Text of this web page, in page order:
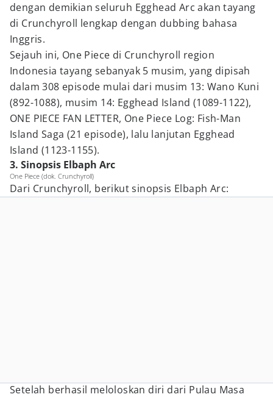
dengan demikian seluruh Egghead Arc akan tayang
di Crunchyroll lengkap dengan dubbing bahasa
Inggris.
Sejauh ini, One Piece di Crunchyroll region
Indonesia tayang sebanyak 5 musim, yang dipisah
dalam 308 episode mulai dari musim 13: Wano Kuni
(892-1088), musim 14: Egghead Island (1089-1122),
ONE PIECE FAN LETTER, One Piece Log: Fish-Man
Island Saga (21 episode), lalu lanjutan Egghead
Island (1123-1155).
3. Sinopsis Elbaph Arc
One Piece (dok. Crunchyroll)
Dari Crunchyroll, berikut sinopsis Elbaph Arc:
Setelah berhasil meloloskan diri dari Pulau Masa